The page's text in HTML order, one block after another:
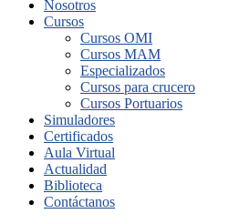
Nosotros
Cursos
Cursos OMI
Cursos MAM
Especializados
Cursos para crucero
Cursos Portuarios
Simuladores
Certificados
Aula Virtual
Actualidad
Biblioteca
Contáctanos